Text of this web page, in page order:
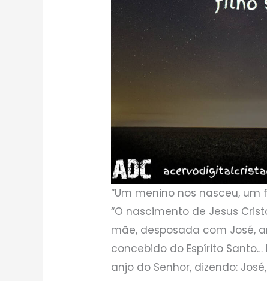
“Um menino nos nasceu, um
“O nascimento de Jesus
mãe, desposada com José,
concebido do Espírito
anjo do Senhor, dizendo: